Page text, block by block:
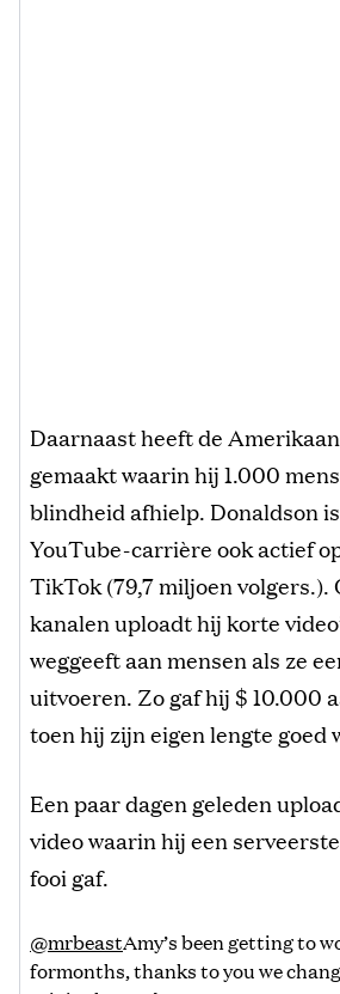
Daarnaast heeft de
gemaakt waarin hij 1.000
blindheid afhielp. Donaldson
YouTube-carrière ook actief
TikTok (79,7 miljoen volgers.).
kanalen uploadt hij korte
weggeeft aan mensen als ze
uitvoeren. Zo gaf hij $ 10.000
toen hij zijn eigen lengte goed
Een paar dagen geleden
video waarin hij een
fooi gaf.
@mrbeastAmy’s been getting to
formonths, thanks to you we